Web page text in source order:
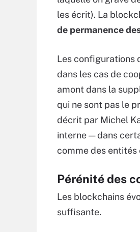
les écrit). La
de permanence
Les configurations
dans les cas de
amont dans la
qui ne sont pas le
décrit par Michel
interne — dans
comme des entités
Pérénité des
Les blockchains
suffisante.